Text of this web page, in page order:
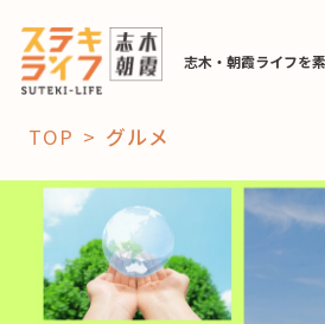
志木・朝霞ライフを
「コト」
子育て
おすすめ
TOP グルメ